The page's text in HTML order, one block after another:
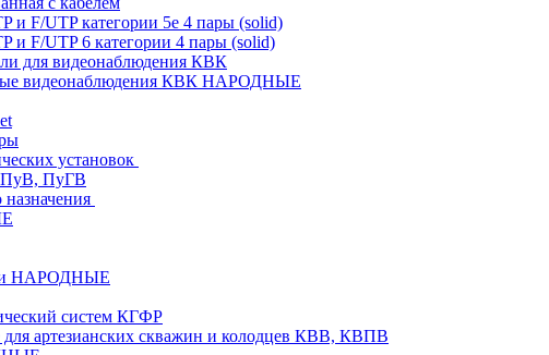
и F/UTP категории 5e 4 пары (solid)
и F/UTP 6 категории 4 пары (solid)
для видеонаблюдения КВК
видеонаблюдения КВК НАРОДНЫЕ
установок
ПуВ, ПуГВ
НАРОДНЫЕ
систем КГФР
артезианских скважин и колодцев КВВ, КВПВ